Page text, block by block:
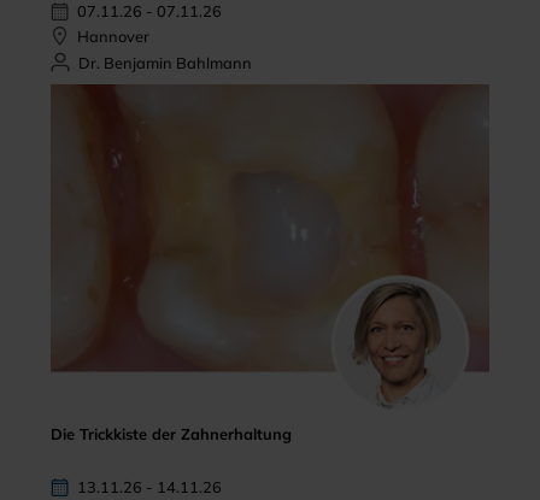
07.11.26 - 07.11.26
Hannover
Dr. Benjamin Bahlmann
Die Trickkiste der Zahnerhaltung
13.11.26 - 14.11.26